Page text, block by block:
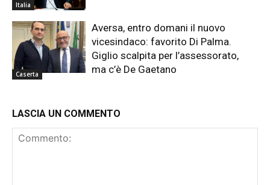
Italia
Caserta
Aversa, entro domani il nuovo
vicesindaco: favorito Di Palma.
Giglio scalpita per l’assessorato,
ma c’è De Gaetano
LASCIA UN COMMENTO